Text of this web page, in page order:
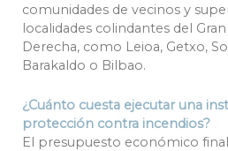
comunidades de vecinos y
localidades colindantes del
Derecha, como Leioa, Getxo,
Barakaldo o Bilbao.
¿Cuánto cuesta ejecutar una
protección contra incendios?
El presupuesto económico